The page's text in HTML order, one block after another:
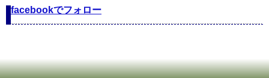
facebookでフォロー